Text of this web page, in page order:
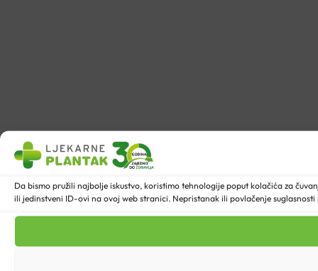
Da bismo pružili najbolje iskustvo, koristimo tehnologije poput kolačića za
ili jedinstveni ID-ovi na ovoj web stranici. Nepristanak ili povlačenje